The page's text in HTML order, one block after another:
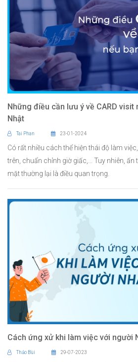
Những điều cần lưu ý về CARD visit
Nhật
Tai Phan 23-01-2024
Có rất nhiều cách thể hiện thái độ làm
trên, chuẩn chỉnh giờ giấc,... Tuy nhiên, ấn
mặt thường lại là điều quan trọng.
Cách ứng xử khi làm việc với người
Thảo Bùi 29-07-2023